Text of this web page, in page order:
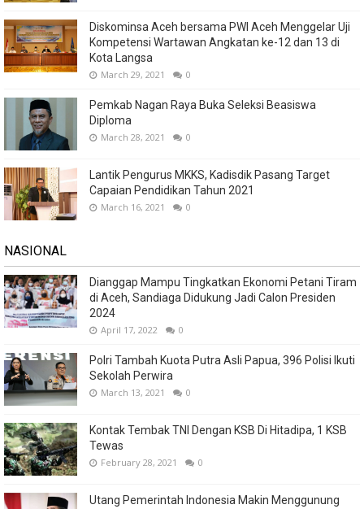
Diskominsa Aceh bersama PWI Aceh Menggelar Uji
Kompetensi Wartawan Angkatan ke-12 dan 13 di
Kota Langsa
March 29, 2021 0
Pemkab Nagan Raya Buka Seleksi Beasiswa
Diploma
March 28, 2021 0
Lantik Pengurus MKKS, Kadisdik Pasang Target
Capaian Pendidikan Tahun 2021
March 16, 2021 0
NASIONAL
Dianggap Mampu Tingkatkan Ekonomi Petani Tiram
di Aceh, Sandiaga Didukung Jadi Calon Presiden
2024
April 17, 2022 0
Polri Tambah Kuota Putra Asli Papua, 396 Polisi Ikuti
Sekolah Perwira
March 13, 2021 0
Kontak Tembak TNI Dengan KSB Di Hitadipa, 1 KSB
Tewas
February 28, 2021 0
Utang Pemerintah Indonesia Makin Menggunung